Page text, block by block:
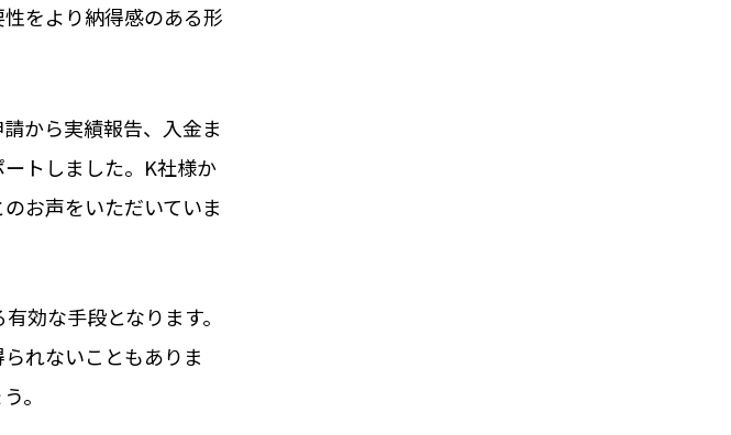
をより納得感のある形
から実績報告、入金ま
トしました。K社様か
お声をいただいていま
効な手段となります。
れないこともありま
。